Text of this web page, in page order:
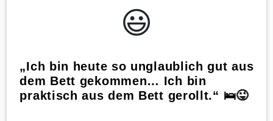
😃️
„Ich bin heute so unglaublich gut aus
dem Bett gekommen… Ich bin
praktisch aus dem Bett gerollt.“ 🛌😜